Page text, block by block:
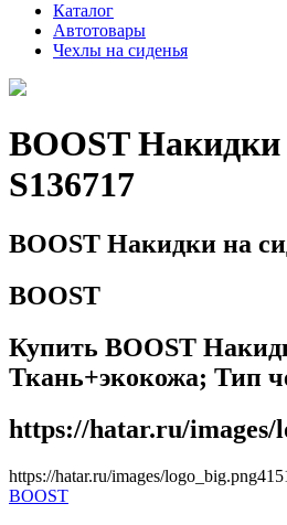
Каталог
Автотовары
Чехлы на сиденья
BOOST Накидки
S136717
BOOST Накидки на
BOOST
Купить BOOST
Ткань+экокожа; Тип
https://hatar.ru/images/
https://hatar.ru/images/logo_big.png41 5
BOOST